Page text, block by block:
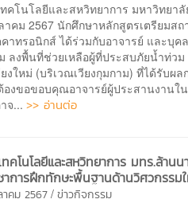
คโนโลยีและสหวิทยาการ​ ​มหาวิทยา
าคม 2567 นักศึกษาหลักสูตรเตรียมส
าทรอนิกส์ ได้ร่วมกับอาจารย์ และบุ
ลงพื้นที่ช่วยเหลือผู้ที่ประสบภัยน้ำท่ว
งใหม่ (บริเวณเวียงกุมกาม) ที่ได้รับผ
องขอขอบคุณอาจารย์ผู้ประสานงานใ
จ...>> อ่านต่อ
คโนโลยีและสหวิทยาการ​ ​มทร.ล้าน
าการฝึกทักษะพื้นฐานด้านวิศวกรรม
าคม 2567 /ข่าวกิจกรรม